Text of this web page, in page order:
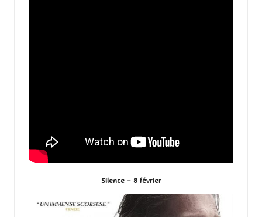
Silence – 8 février